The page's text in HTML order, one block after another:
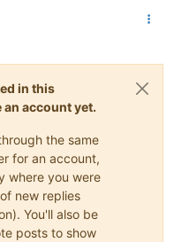
in this
account yet.
the same
for an account,
where you were
new replies
You'll also be
posts to show